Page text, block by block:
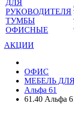
ДЛЯ
РУКОВОДИТЕЛЯ
ТУМБЫ
ОФИСНЫЕ
АКЦИИ
ОФИС
МЕБЕЛЬ
Альфа 61
61.40 Альфа